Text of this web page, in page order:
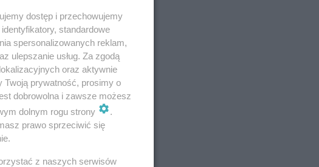
groba
dostęp i przechowujemy
standardowe
spersonalizowanych reklam,
ulepszanie usług. Za zgodą
oraz aktywnie
Twoją prywatność, prosimy o
dobrowolna i zawsze możesz
dolnym rogu strony
.
prawo sprzeciwić się
z naszych serwisów